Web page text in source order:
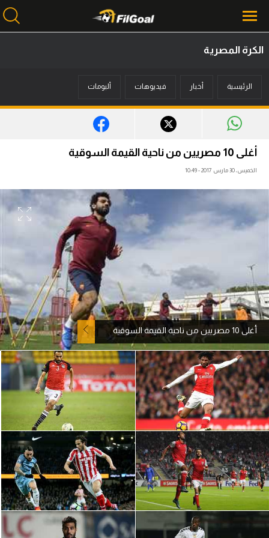
أخبار
ميركاتو
فانتازي في الجول
مسابقة التوقعات
آراء حرة
ركن الألعاب
بطولات
أمريكا 2026
الدوري المصري
الدوري الإنجليزي الممتاز
الدوري الإسباني
الدوري الإيطالي
الدوري الألماني
الدوري الفرنسي
الكرة المصرية
الرئيسية أخبار فيديوهات ألبومات
أغلى 10 مصريين من ناحية القيمة السوقية
الخميس، 30 مارس 2017 - 10:49
أغلى 10 مصريين من ناحية القيمة السوقية